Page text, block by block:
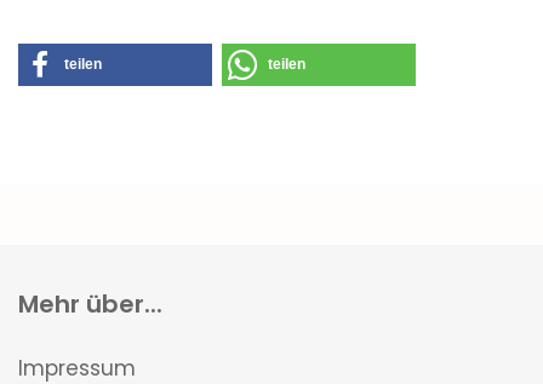
teilen teilen
Mehr über...
Impressum